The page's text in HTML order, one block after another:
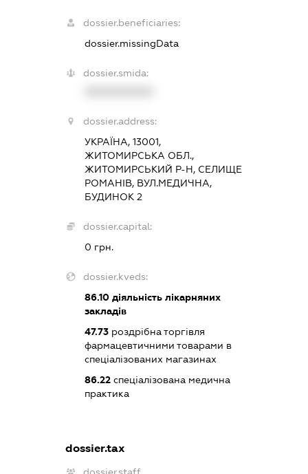
dossier.beneficiaries:
dossier.missingData
dossier.smida:
dossier.address:
УКРАЇНА, 13001,
ЖИТОМИРСЬКА ОБЛ.,
ЖИТОМИРСЬКИЙ Р-Н, СЕЛИЩЕ
РОМАНІВ, ВУЛ.МЕДИЧНА,
БУДИНОК 2
dossier.capital:
0 грн.
dossier.kveds:
86.10діяльність лікарняних
закладів
47.73роздрібна торгівля
фармацевтичними товарами в
спеціалізованих магазинах
86.22спеціалізована медична
практика
dossier.tax
dossier.staff